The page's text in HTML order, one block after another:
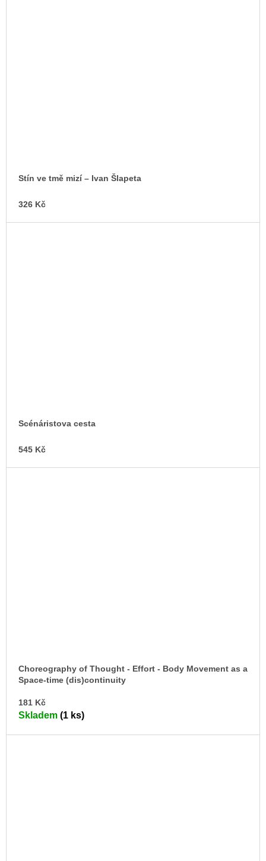
Stín ve tmě mizí – Ivan Šlapeta
326 Kč
Scénáristova cesta
545 Kč
Choreography of Thought - Effort - Body Movement as a
Space-time (dis)continuity
181 Kč
Skladem (1 ks)